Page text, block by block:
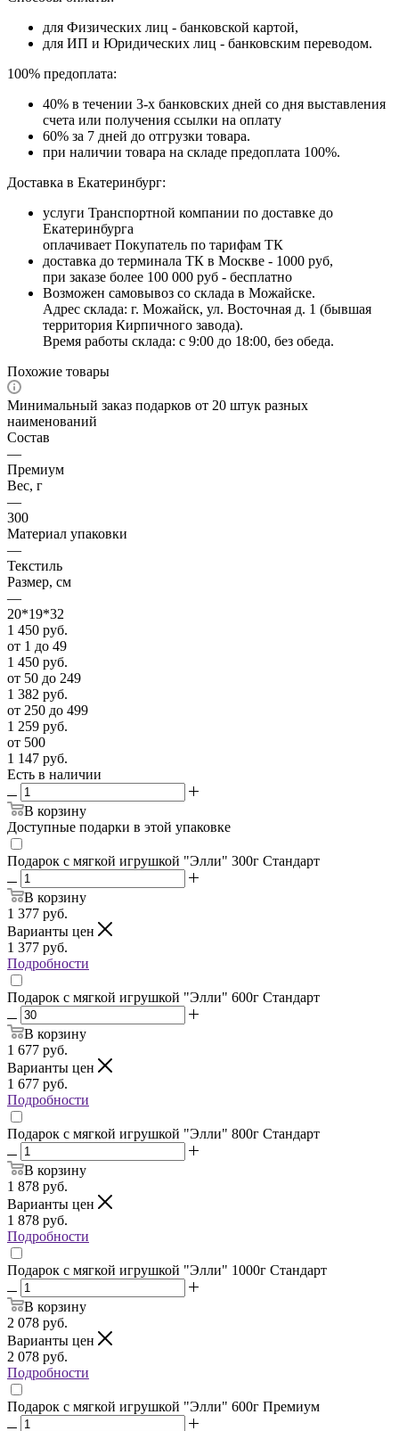
для Физических лиц - банковской картой,
для ИП и Юридических лиц - банковским переводом.
100% предоплата:
40% в течении 3-х банковских дней со дня выставления
счета или получения ссылки на оплату
60% за 7 дней до отгрузки товара.
при наличии товара на складе предоплата 100%.
Доставка в Екатеринбург:
услуги Транспортной компании по доставке до
Екатеринбурга
оплачивает Покупатель по тарифам ТК
доставка до терминала ТК в Москве - 1000 руб,
при заказе более 100 000 руб - бесплатно
Возможен самовывоз со склада в Можайске.
Адрес склада: г. Можайск, ул. Восточная д. 1 (бывшая
территория Кирпичного завода).
Время работы склада: с 9:00 до 18:00, без обеда.
Похожие товары
Минимальный заказ подарков от 20 штук разных
наименований
Состав
—
Премиум
Вес, г
—
300
Материал упаковки
—
Текстиль
Размер, см
—
20*19*32
1 450 руб.
от 1 до 49
1 450 руб.
от 50 до 249
1 382 руб.
от 250 до 499
1 259 руб.
от 500
1 147 руб.
Есть в наличии
В корзину
Доступные подарки в этой упаковке
Подарок с мягкой игрушкой "Элли" 300г Стандарт
В корзину
1 377 руб.
Варианты цен
1 377 руб.
Подробности
Подарок с мягкой игрушкой "Элли" 600г Стандарт
В корзину
1 677 руб.
Варианты цен
1 677 руб.
Подробности
Подарок с мягкой игрушкой "Элли" 800г Стандарт
В корзину
1 878 руб.
Варианты цен
1 878 руб.
Подробности
Подарок с мягкой игрушкой "Элли" 1000г Стандарт
В корзину
2 078 руб.
Варианты цен
2 078 руб.
Подробности
Подарок с мягкой игрушкой "Элли" 600г Премиум